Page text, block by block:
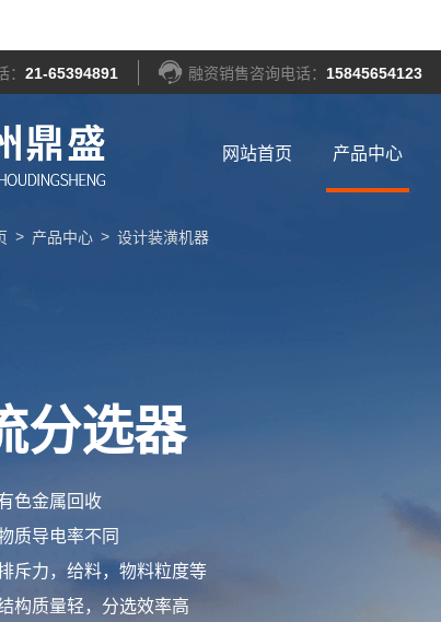
：21-65394891 融资销售咨询电话： 15845654123
网站首页 产品中心
> 产品中心 > 设计装潢机器
分选器
色金属回收
质导电率不同
斥力，给料，物料粒度等
构质量轻，分选效率高